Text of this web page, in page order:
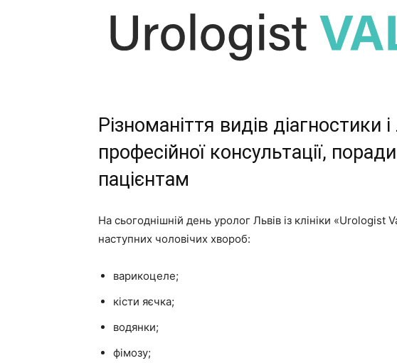
Різноманіття видів діагностики
професійної консультації,
пацієнтам
На сьогоднішній день уролог Львів із клініки «Urologist
наступних чоловічих хвороб:
варикоцеле;
кісти яєчка;
водянки;
фімозу;